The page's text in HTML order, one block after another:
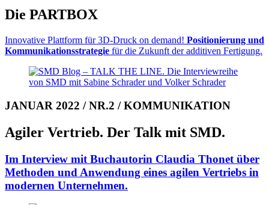
Die PARTBOX
Innovative Plattform für 3D-Druck on demand! Positionierung und
Kommuni­kationsstrategie für die Zukunft der additiven Fertigung.
JANUAR 2022 / NR.2 / KOMMUNIKATION
Agiler Vertrieb. Der Talk mit SMD.
Im Interview mit Buchautorin Claudia Thonet über
Methoden und Anwen­dung eines agilen Vertriebs in
mo­der­nen Unter­nehmen.